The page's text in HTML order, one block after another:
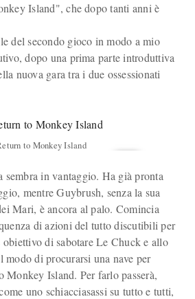
Island", che dopo tanti anni è
del secondo gioco in modo a mio
dopo una prima parte introduttiva
nuova gara tra i due ossessionati
to Monkey Island
sembra in vantaggio. Ha già pronta
mentre Guybrush, senza la sua
Mari, è ancora al palo. Comincia
di azioni del tutto discutibili per
di sabotare Le Chuck e allo
modo di procurarsi una nave per
Monkey Island. Per farlo passerà,
uno schiacciasassi su tutto e tutti,